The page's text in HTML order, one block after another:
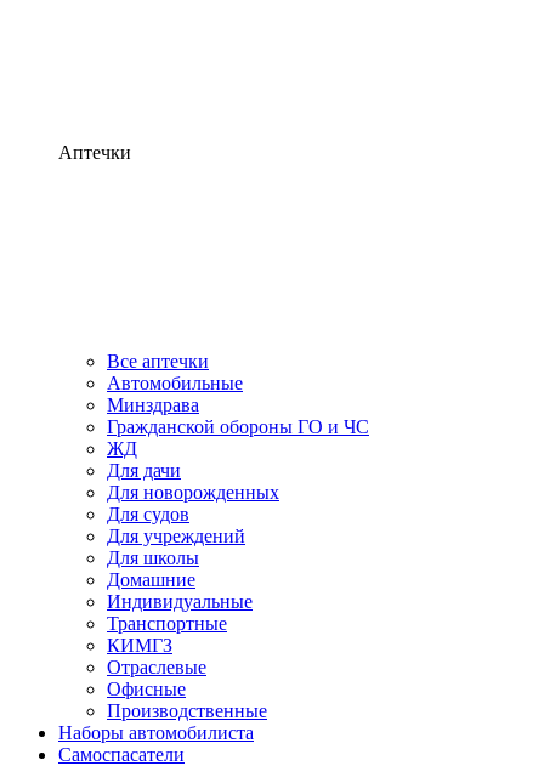
Аптечки
Все аптечки
Автомобильные
Минздрава
Гражданской обороны ГО и ЧС
ЖД
Для дачи
Для новорожденных
Для судов
Для учреждений
Для школы
Домашние
Индивидуальные
Транспортные
КИМГЗ
Отраслевые
Офисные
Производственные
Наборы автомобилиста
Самоспасатели